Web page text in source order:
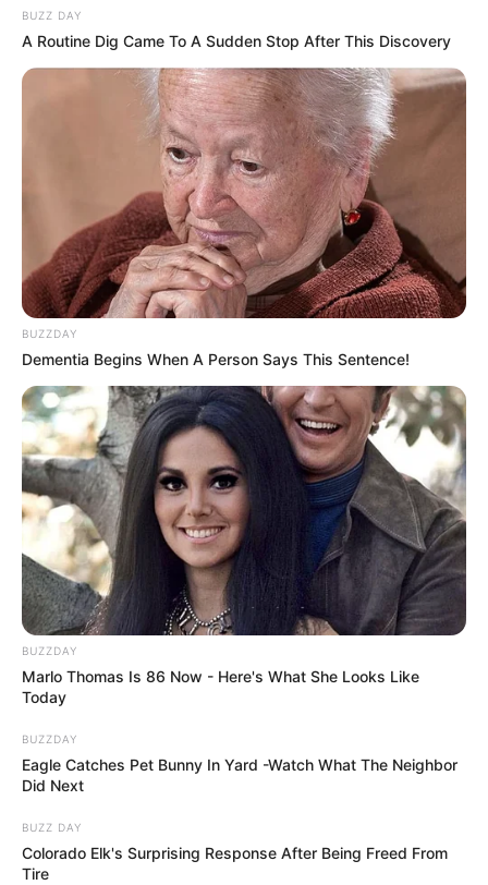
BUZZ DAY
A Routine Dig Came To A Sudden Stop After This Discovery
BUZZDAY
Dementia Begins When A Person Says This Sentence!
BUZZDAY
Marlo Thomas Is 86 Now - Here's What She Looks Like
Today
BUZZDAY
Eagle Catches Pet Bunny In Yard -Watch What The Neighbor
Did Next
BUZZ DAY
Colorado Elk's Surprising Response After Being Freed From
Tire